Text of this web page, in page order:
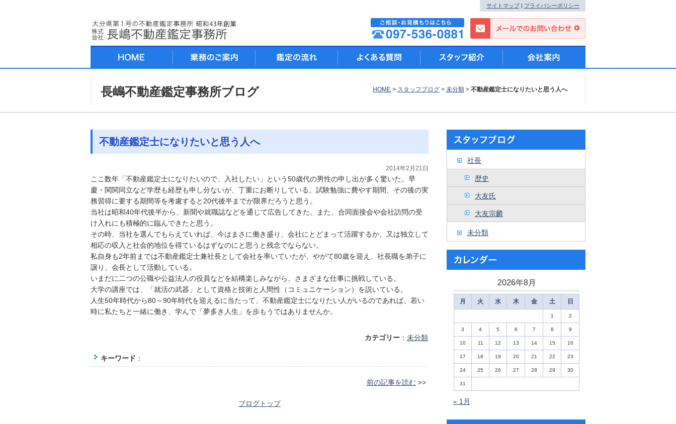
長嶋不動産鑑定事務所ブログ HOME > スタッフブログ > 未分類 > 不動産鑑定士になりたいと思う人へ
不動産鑑定士になりたいと思う人へ
2014年2月21日
ここ数年「不動産鑑定士になりたいので、入社したい」という50歳代の男性の申し出が多く驚いた。早
慶・関関同立など学歴も経歴も申し分ないが、丁重にお断りしている。試験勉強に費やす期間、その後の実
務習得に要する期間等を考慮すると20代後半までが限界だろうと思う。
当社は昭和40年代後半から、新聞や就職誌などを通じて広告してきた。また、合同面接会や会社訪問の受
け入れにも積極的に臨んできたと思う。
その時、当社を選んでもらえていれば、今はまさに働き盛り、会社にとどまって活躍するか、又は独立して
相応の収入と社会的地位を得ているはずなのにと思うと残念でならない。
私自身も2年前までは不動産鑑定士兼社長として会社を率いていたが、やがて80歳を迎え、社長職を弟子に
譲り、会長として活動している。
いまだに二つの公職や公益法人の役員などを結構楽しみながら、さまざまな仕事に挑戦している。
大学の講座では、「就活の武器」として資格と技術と人間性（コミュニケーション）を説いている。
人生50年時代から80～90年時代を迎えるに当たって、不動産鑑定士になりたい人がいるのであれば、若い
時に私たちと一緒に働き、学んで「夢多き人生」を歩もうではありませんか。
カテゴリー ： 未分類
キーワード ：
前の記事を読む >>
ブログトップ
社長
歴史
大友氏
大友宗麟
未分類
2026年8月
月 火 水 木 金 土 日
1 2
3 4 5 6 7 8 9
10 11 12 13 14 15 16
17 18 19 20 21 22 23
24 25 26 27 28 29 30
31
« 1月
サイトマップ| プライバシーポリシー